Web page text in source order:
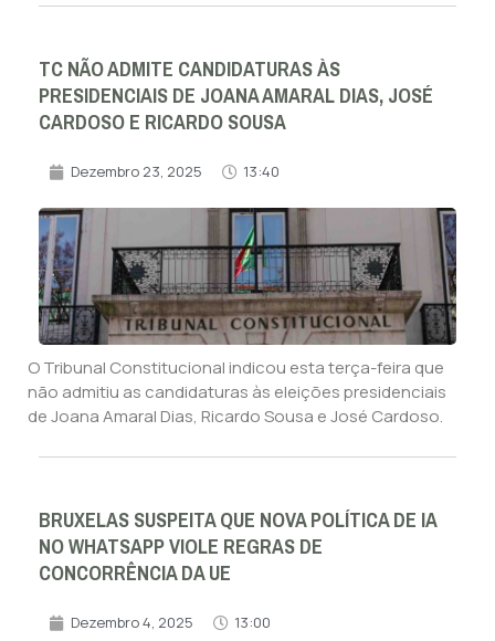
TC NÃO ADMITE CANDIDATURAS ÀS
PRESIDENCIAIS DE JOANA AMARAL DIAS, JOSÉ
CARDOSO E RICARDO SOUSA
Dezembro 23, 2025 13:40
O Tribunal Constitucional indicou esta terça-feira que
não admitiu as candidaturas às eleições presidenciais
de Joana Amaral Dias, Ricardo Sousa e José Cardoso.
BRUXELAS SUSPEITA QUE NOVA POLÍTICA DE IA
NO WHATSAPP VIOLE REGRAS DE
CONCORRÊNCIA DA UE
Dezembro 4, 2025 13:00